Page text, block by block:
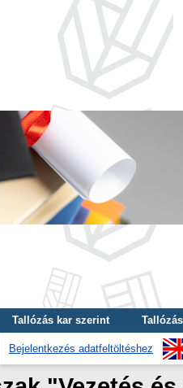
Tallózás kar szerint
Bejelentkezés adatfeltöltéshez